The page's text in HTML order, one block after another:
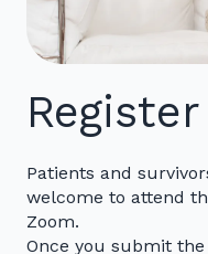
Register
Patients and
welcome to attend
Zoom.
Once you submit